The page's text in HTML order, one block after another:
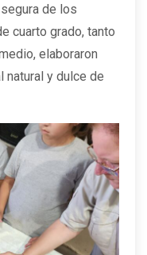
de los
cuarto grado, tanto
elaboraron
natural y dulce de